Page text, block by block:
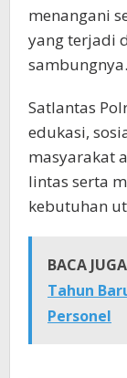
menangani
yang terjadi
sambungnya.
Satlantas
edukasi,
masyarakat
lintas serta
kebutuhan
BACA
Tahun
Personel